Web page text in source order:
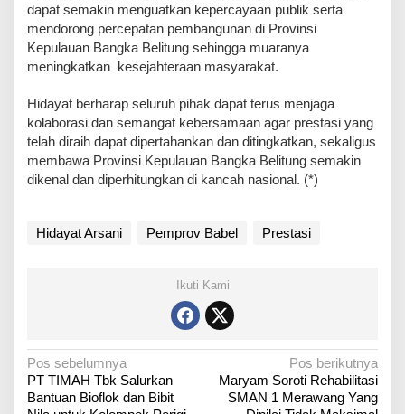
dapat semakin menguatkan kepercayaan publik serta
mendorong percepatan pembangunan di Provinsi
Kepulauan Bangka Belitung sehingga muaranya
meningkatkan kesejahteraan masyarakat.
Hidayat berharap seluruh pihak dapat terus menjaga
kolaborasi dan semangat kebersamaan agar prestasi yang
telah diraih dapat dipertahankan dan ditingkatkan, sekaligus
membawa Provinsi Kepulauan Bangka Belitung semakin
dikenal dan diperhitungkan di kancah nasional. (*)
Hidayat Arsani Pemprov Babel Prestasi
Ikuti Kami
N
a
Pos sebelumnya
PT TIMAH Tbk Salurkan
Bantuan Bioflok dan Bibit
Pos berikutnya
Maryam Soroti Rehabilitasi
SMAN 1 Merawang Yang